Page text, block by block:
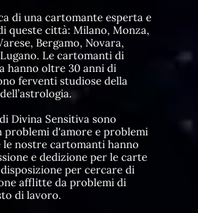
di una cartomante esperta e
queste città: Milano, Monza,
Bergamo, Novara,
Le cartomanti di
hanno oltre 30 anni di
ferventi studiose della
Divina Sensitiva sono
problemi d'amore e problemi
nostre cartomanti hanno
e dedizione per le carte
per cercare di
afflitte da problemi di
di lavoro.